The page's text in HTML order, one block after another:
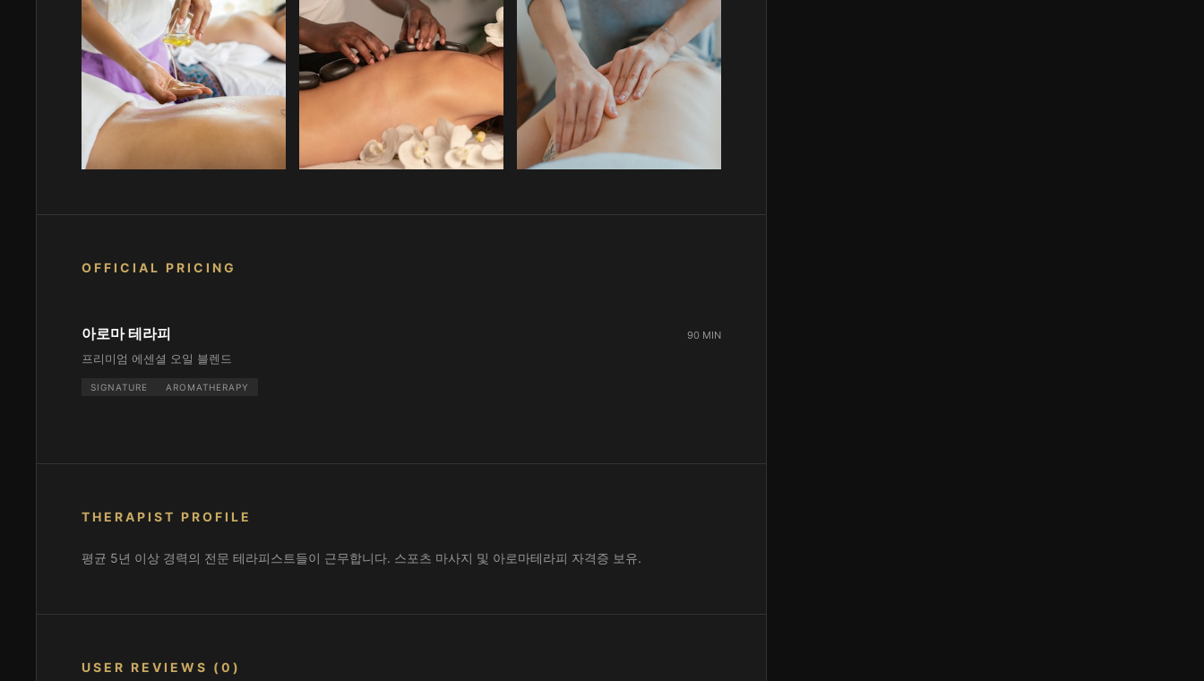
OFFICIAL PRICING
아로마 테라피
프리미엄 에센셜 오일 블렌드
SIGNATURE AROMATHERAPY
90 MIN
THERAPIST PROFILE
평균 5년 이상 경력의 전문 테라피스트들이 근무합니다. 스포츠 마사지 및 아로마테라피 자격증 보유.
USER REVIEWS (0)